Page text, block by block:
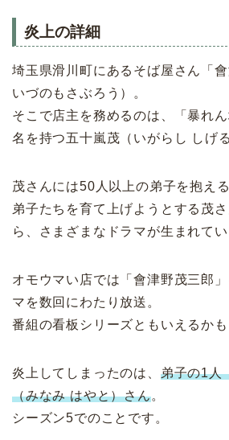
炎上の詳細
埼玉県滑川町にあるそば屋さん「
いづのもさぶろう）。
そこで店主を務めるのは、「暴れ
名を持つ五十嵐茂（いがらし しげ
茂さんには50人以上の弟子を抱える
弟子たちを育て上げようとする茂
ら、さまざまなドラマが生まれてい
オモウマい店では「會津野茂三郎
マを数回にわたり放送。
番組の看板シリーズともいえるかも
炎上してしまったのは、 弟子の1人
（みなみ はやと）さん。
シーズン5でのことです。